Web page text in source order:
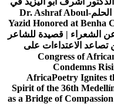
Dr. Ashraf Aboul-
Yazid Honored at Benha
الشعراء | قصيدة للشاعر
تصاعد الاعتداءات على
Congress of
Condemns
AfricaPoetry Ignites
Spirit of the 36th
as a Bridge of